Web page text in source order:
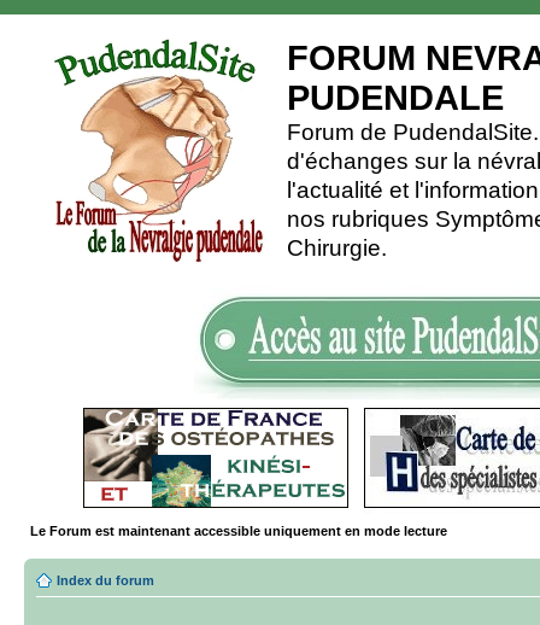
FORUM
PUDENDALE
Forum de
d'échanges sur la
l'actualité et
nos rubriques
Chirurgie.
Le Forum est maintenant accessible uniquement en mode lecture
Index du forum